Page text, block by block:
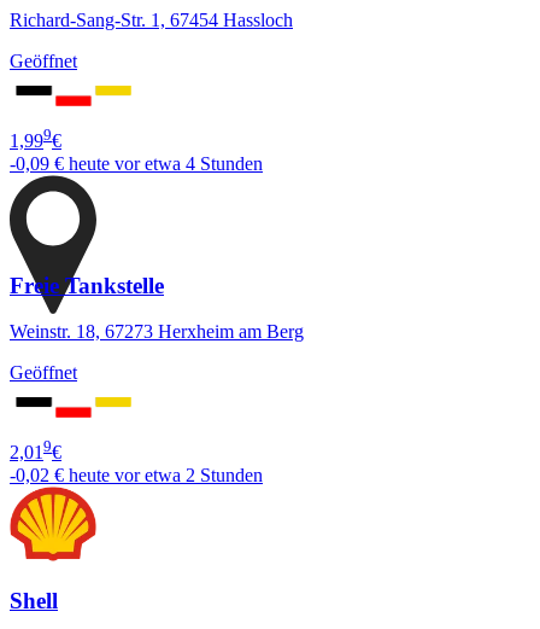
Richard-Sang-Str. 1, 67454 Hassloch
Geöffnet
1,999€
-0,09 € heute vor etwa 4 Stunden
Freie Tankstelle
Weinstr. 18, 67273 Herxheim am Berg
Geöffnet
2,019€
-0,02 € heute vor etwa 2 Stunden
Shell